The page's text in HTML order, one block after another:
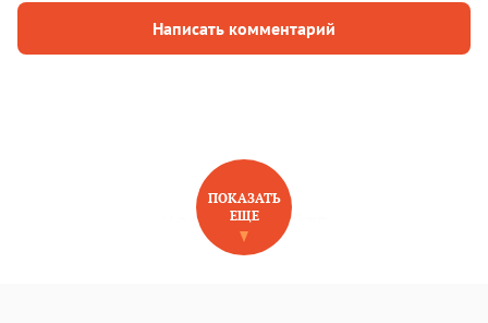
Написать комментарий
НОВОЕ НА САЙТЕ
ПОКАЗАТЬ
ЕЩЕ